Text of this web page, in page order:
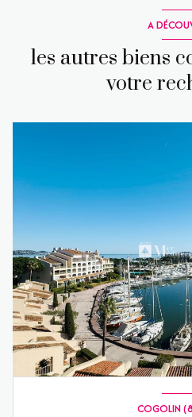
A
les autres biens
votre
COGOLIN